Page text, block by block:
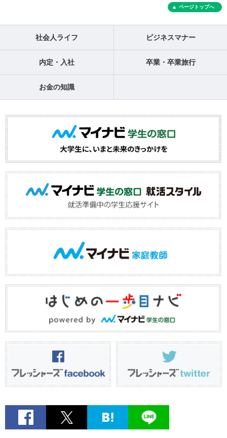
ページトップへ
社会人ライフ ビジネスマナー
内定・入社 卒業・卒業旅行
お金の知識